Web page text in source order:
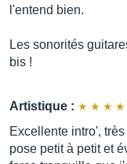
l'entend bien.
Les sonorités
bis !
Artistique :
Excellente intro',
pose petit à petit et